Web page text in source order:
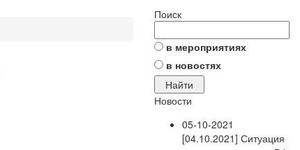
Поиск
в мероприятиях
в новостях
Новости
05-10-2021
[04.10.2021] Ситуация